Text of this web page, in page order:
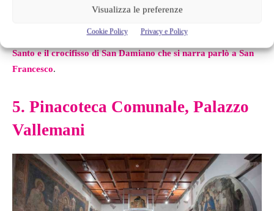
Visualizza le preferenze
Cookie Policy Privacy e Policy
umbri. Da qui, infatti, è possibile godere di un ottimo panorama.
Nella Chiesa di Santa Chiara sono conservate le reliquie del
Santo e il crocifisso di San Damiano che si narra parlò a San
Francesco.
5. Pinacoteca Comunale, Palazzo
Vallemani